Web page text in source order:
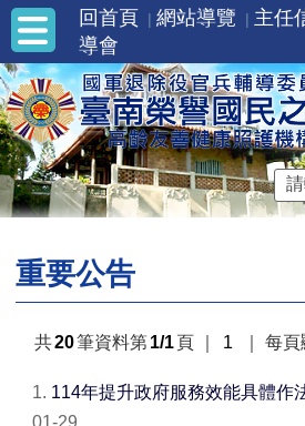
回首頁 網站導覽 主任
導會
重要公告
共20筆資料第 1/1 頁 1 每頁
1. 114年提升政府服務效能具體作
01-29